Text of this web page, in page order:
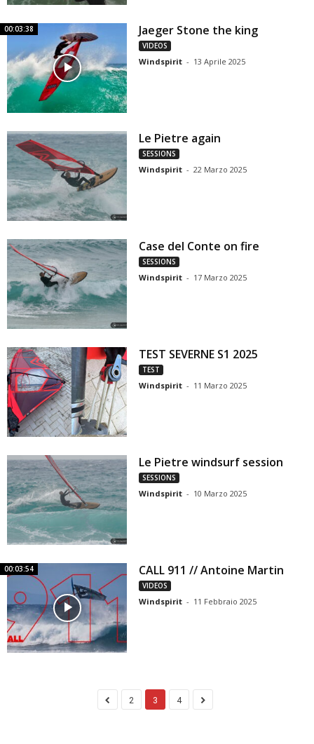
00:03:38 Jaeger Stone the king
VIDEOS
Windspirit - 13 Aprile 2025
Le Pietre again
SESSIONS
Windspirit - 22 Marzo 2025
Case del Conte on fire
SESSIONS
Windspirit - 17 Marzo 2025
TEST SEVERNE S1 2025
TEST
Windspirit - 11 Marzo 2025
Le Pietre windsurf session
SESSIONS
Windspirit - 10 Marzo 2025
00:03:54 CALL 911 // Antoine Martin
VIDEOS
Windspirit - 11 Febbraio 2025
2 3 4